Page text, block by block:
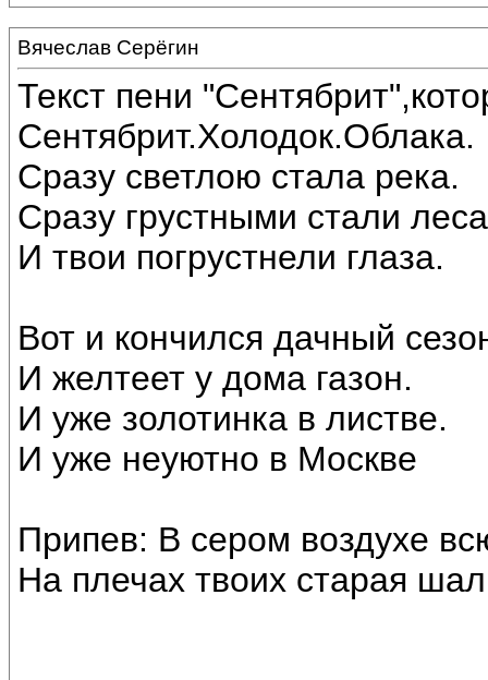
Вячеслав Серёгин
Текст пени
Сентябрит.Холодок.Облака.
Сразу светлою стала река.
Сразу грустными стали
И твои погрустнели глаза.
Вот и кончился дачный
И желтеет у дома газон.
И уже золотинка в листве.
И уже неуютно в Москве
Припев: В сером воздухе
На плечах твоих старая